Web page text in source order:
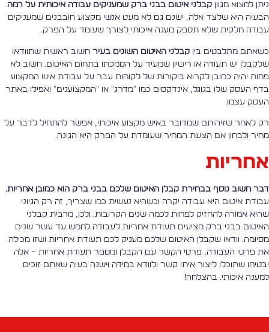
למצוא מגוון קבלני איטום בבני ברק שמעניקים עבודה איכותית על רמה.
היא שלצד אלה, ישנם גם לא מעט אנשי מקצוע חובבנים שמעניקים
חלקית שלא תספק מענה איכותי לצורך שעומד על הפרק.
מתלבטים בין קבלני האיטום השונים בעירחשוב ראשית שתוודאו
יש תעודה או רישיון שמעיד על הסמכתו בתחום האיטום. חשוב לא
יהיה כמובן לקרוא ביקורות של לקוחות עבר על עבודת איש המקצוע
העסק שלו בגוגל, אינדקסים כמו "מדרג" או "המקצוענים" ואפילו באתר
עצמו.
לאחר שזיהיתם שמדובר באיש מקצוע איכותי, אפשר להתחיל לדבר על
ולבחון אם הצעת המחיר שעומדת על הפרק היא הגונה.
חשוב נוסף בבחירת קבלן האיטום שלכם בבני ברק הוא כמובן אחריות.
איטום היא עבודה יקרה וכשהיא נעשית כמו שצריך, זה רק הגיוני
אמורה להחזיק לפחות לכמה שנים הקרובות. ולכן, מרבית קבלני
בבני ברק מציעים תעודת אחריות לעבודה לחמש עד עשר שנים
וודאו שקבלן האיטום שלכם מעניק לכם תעודת אחריות ושזו מכילה
פרטי העבודה, פרטי הקשר עם הקבלן ומספר תעודת אחריות – אלה
שתוכלו ליצור איתו קשר ולוודא במידה וישנה בעיה שאתם זוכים
איכותי. בהצלחה!